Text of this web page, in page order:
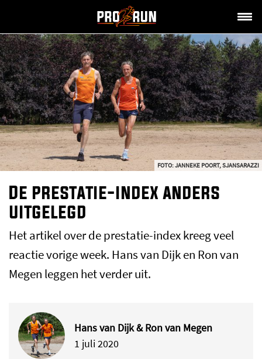
FOTO: JANNEKE POORT, SJANSARAZZI
De prestatie-index anders
uitgelegd
Het artikel over de prestatie-index kreeg veel
reactie vorige week. Hans van Dijk en Ron van
Megen leggen het verder uit.
Hans van Dijk & Ron van Megen
1 juli 2020